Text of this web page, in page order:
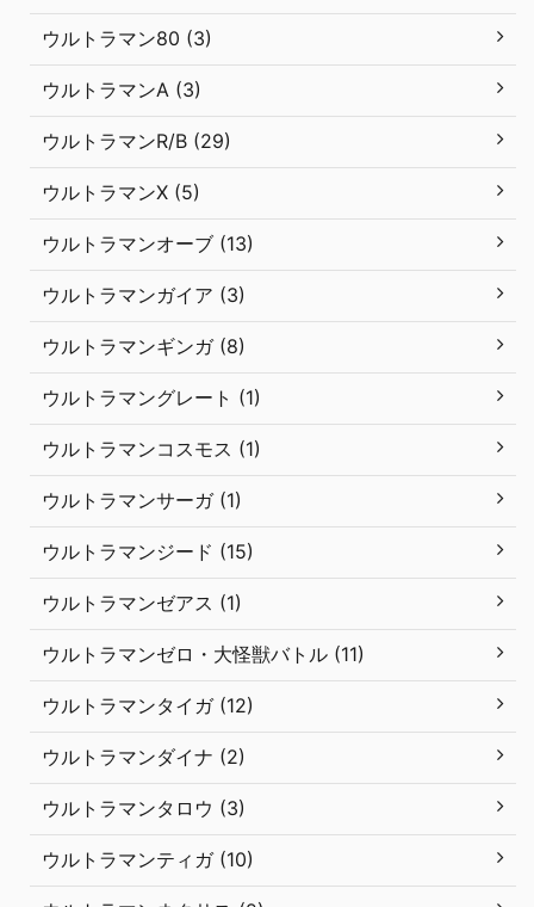
ウルトラマン80 (3)
ウルトラマンA (3)
ウルトラマンR/B (29)
ウルトラマンX (5)
ウルトラマンオーブ (13)
ウルトラマンガイア (3)
ウルトラマンギンガ (8)
ウルトラマングレート (1)
ウルトラマンコスモス (1)
ウルトラマンサーガ (1)
ウルトラマンジード (15)
ウルトラマンゼアス (1)
ウルトラマンゼロ・大怪獣バトル (11)
ウルトラマンタイガ (12)
ウルトラマンダイナ (2)
ウルトラマンタロウ (3)
ウルトラマンティガ (10)